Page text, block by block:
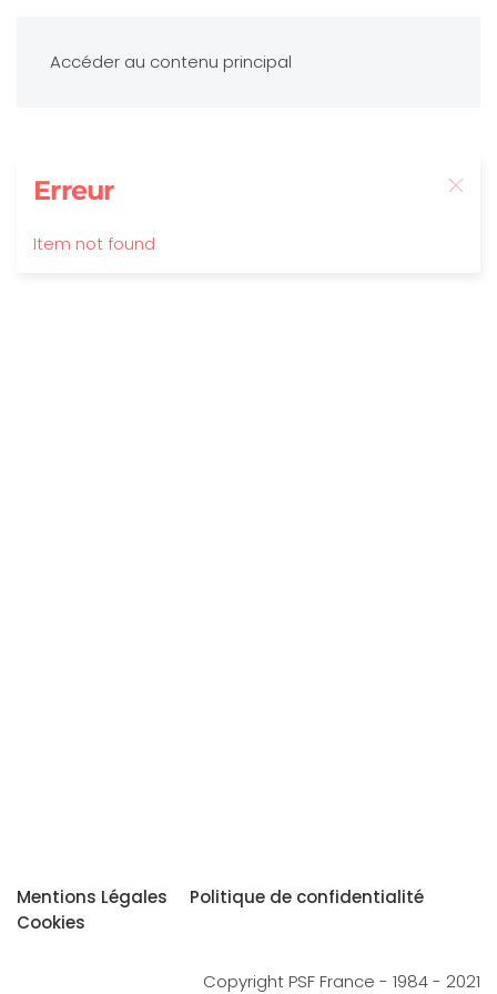
Accéder au contenu principal
Erreur
Item not found
Mentions Légales
Politique de confidentialité
Cookies
Copyright PSF France - 1984 - 2021